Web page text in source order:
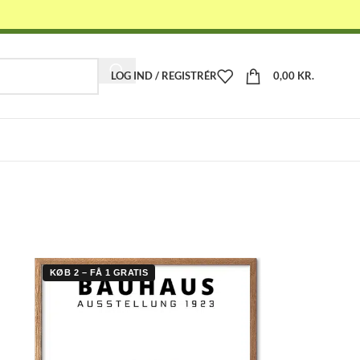
LOG IND / REGISTRÉR 0,00 KR.
KØB 2 – FÅ 1 GRATIS